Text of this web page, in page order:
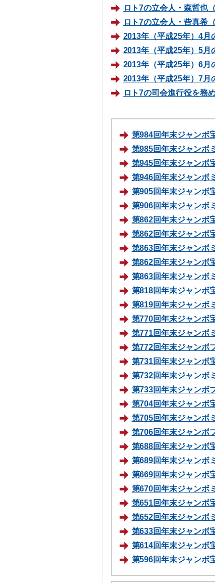
ロト7の立会人・森哲也
ロト7の立会人・呰真希
2013年（平成25年）4月
2013年（平成25年）5月
2013年（平成25年）6月
2013年（平成25年）7月
ロト7の司会進行役を務
第984回年末ジャンボ
第985回年末ジャンボ
第945回年末ジャンボ
第946回年末ジャンボ
第905回年末ジャンボ
第906回年末ジャンボ
第862回年末ジャンボ
第862回年末ジャンボ
第863回年末ジャンボ
第862回年末ジャンボ
第863回年末ジャンボ
第818回年末ジャンボ
第819回年末ジャンボ
第770回年末ジャンボ
第771回年末ジャンボ
第772回年末ジャンボ
第731回年末ジャンボ
第732回年末ジャンボ
第733回年末ジャンボ
第704回年末ジャンボ
第705回年末ジャンボ
第706回年末ジャンボ
第688回年末ジャンボ
第689回年末ジャンボ
第669回年末ジャンボ
第670回年末ジャンボ
第651回年末ジャンボ
第652回年末ジャンボ
第633回年末ジャンボ
第614回年末ジャンボ
第596回年末ジャンボ